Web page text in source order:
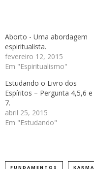
Aborto - Uma abordagem
espiritualista.
fevereiro 12, 2015
Em "Espiritualismo"
Estudando o Livro dos
Espíritos – Pergunta 4,5,6 e
7.
abril 25, 2015
Em "Estudando"
FUNDAMENTOS KARMA